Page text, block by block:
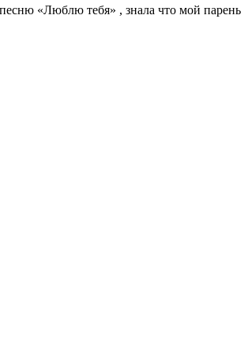
«Люблю тебя» , знала что мой парень